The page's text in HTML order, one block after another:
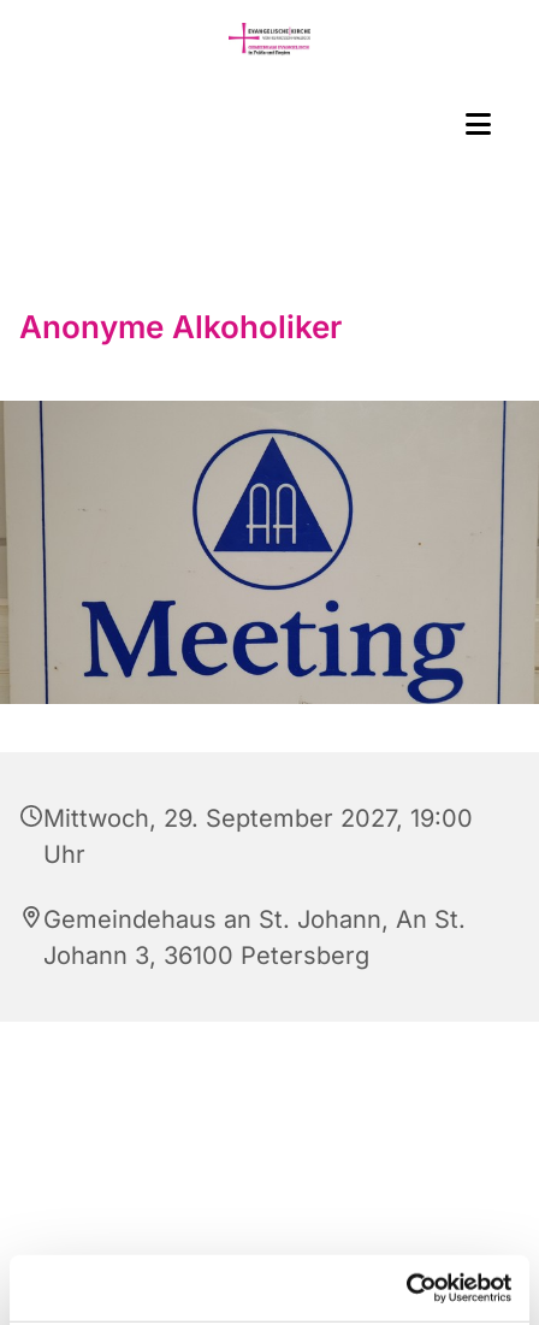
Anonyme Alkoholiker
Mittwoch, 29. September 2027, 19:00
Uhr
Gemeindehaus an St. Johann, An St.
Johann 3, 36100 Petersberg